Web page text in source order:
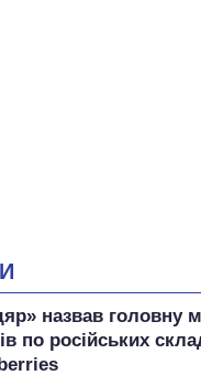
назвав головну
по російських